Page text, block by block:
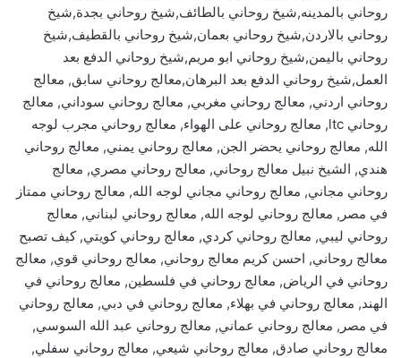
روحاني بالمدينه,شيخ روحاني بالطائف,شيخ روحاني بجدة,شيخ
روحاني بالاردن,شيخ روحاني بعمان,شيخ روحاني بالقطيف,شيخ
روحاني باليمن,شيخ روحاني ابو مريم,شيخ روحاني الدفع بعد
العمل,شيخ روحاني الدفع بعد البرهان,معالج روحاني سابق, معالج
روحاني اردني, معالج روحاني مغربي, معالج روحاني سوداني, معالج
روحاني ltc, معالج روحاني على الهواء, معالج روحاني مجرب لوجه
الله, معالج روحاني يحضر الجن, معالج روحاني يمني, معالج روحاني
هندي, الشيخ نبيل معالج روحاني, معالج روحاني مصري, معالج
روحاني مجاني, معالج روحاني مجاني لوجه الله, معالج روحاني ممتاز
في مصر, معالج روحاني لوجه الله, معالج روحاني لبناني, معالج
روحاني ليبي, معالج روحاني كردي, معالج روحاني كويتي, كيف تصبح
معالج روحاني, احسن كريم معالج روحاني, معالج روحاني قوي, معالج
روحاني في الرياض, معالج روحاني في فلسطين, معالج روحاني في
الهند, معالج روحاني في بهلاء, معالج روحاني في دبي, معالج روحاني
في مصر, معالج روحاني عماني, معالج روحاني عبد الله السوسي,
معالج روحاني صادق, معالج روحاني شيعي, معالج روحاني سفلي,